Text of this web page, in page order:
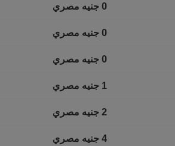
0 جنيه مصري
0 جنيه مصري
0 جنيه مصري
1 جنيه مصري
2 جنيه مصري
4 جنيه مصري